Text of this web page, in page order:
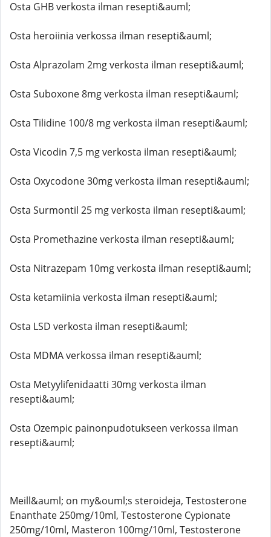
Osta GHB verkosta ilman resepti&auml;
Osta heroiinia verkossa ilman resepti&auml;
Osta Alprazolam 2mg verkosta ilman resepti&auml;
Osta Suboxone 8mg verkosta ilman resepti&auml;
Osta Tilidine 100/8 mg verkosta ilman resepti&auml;
Osta Vicodin 7,5 mg verkosta ilman resepti&auml;
Osta Oxycodone 30mg verkosta ilman resepti&auml;
Osta Surmontil 25 mg verkosta ilman resepti&auml;
Osta Promethazine verkosta ilman resepti&auml;
Osta Nitrazepam 10mg verkosta ilman resepti&auml;
Osta ketamiinia verkosta ilman resepti&auml;
Osta LSD verkosta ilman resepti&auml;
Osta MDMA verkossa ilman resepti&auml;
Osta Metyylifenidaatti 30mg verkosta ilman
resepti&auml;
Osta Ozempic painonpudotukseen verkossa ilman
resepti&auml;
Meill&auml; on my&ouml;s steroideja, Testosterone
Enanthate 250mg/10ml, Testosterone Cypionate
250mg/10ml, Masteron 100mg/10ml, Testosterone